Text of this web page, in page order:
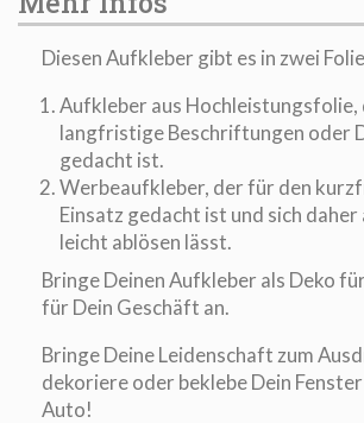
Diesen Aufkleber gibt es in zwei
Aufkleber aus Hochleistungsfolie,
langfristige Beschriftungen oder
gedacht ist.
Werbeaufkleber, der für den
Einsatz gedacht ist und sich daher
leicht ablösen lässt.
Bringe Deinen Aufkleber als Deko
für Dein Geschäft an.
Bringe Deine Leidenschaft zum
dekoriere oder beklebe Dein
Auto!